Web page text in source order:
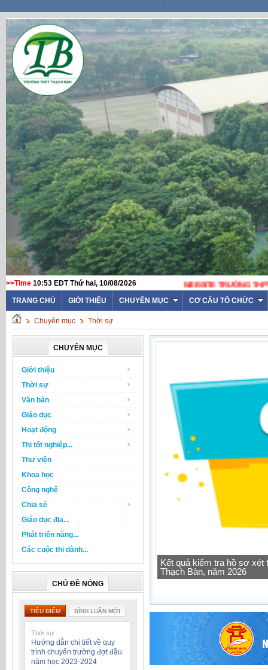
>>Time 10:53 EDT Thứ hai, 10/08/2026
TRANG CHỦ GIỚI THIỆU CHUYÊN MỤC CƠ CẤU TỔ CHỨC
Chuyên mục Thời sự
CHUYÊN MỤC
Giới thiệu
Thời sự
Văn bản
Giáo dục
Hoạt động
Thi tốt nghiệp...
Thư viện
Khoa học
Công nghệ
Chia sẻ
Giáo dục địa...
Phát triển năng...
Các cuộc thi dành...
CHỦ ĐỀ NÓNG
TIÊU ĐIỂM BÌNH LUẬN MỚI
Thời sự
Hướng dẫn chi tiết về quy
trình chuyển trường đợt đầu
năm học 2023-2024
Tra cứu thông tin lớp học